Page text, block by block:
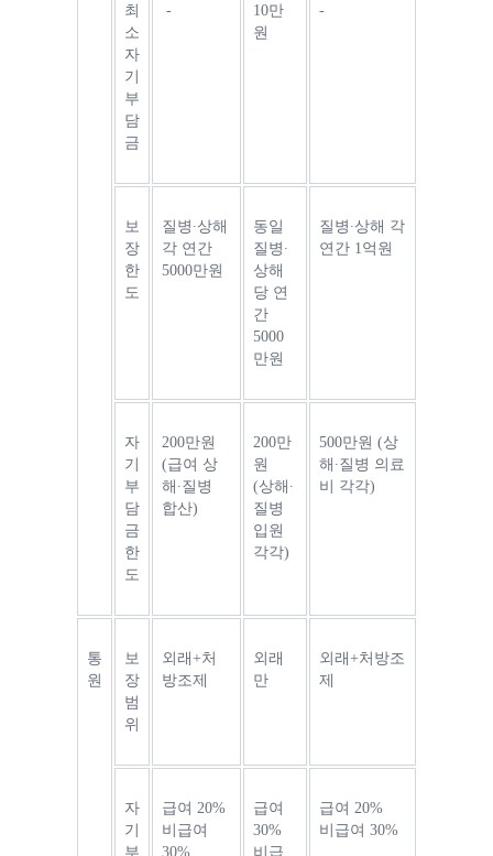
최
소
자
기
부
담
금
-
10만
원
-
보
장
한
도
질병∙상해
각 연간
5000만원
동일
질병∙
상해
당 연
간
5000
만원
질병∙상해 각
연간 1억원
자
기
부
담
금
한
도
200만원
(급여 상
해∙질병
합산)
200만
원
(상해∙
질병
입원
각각)
500만원 (상
해∙질병 의료
비 각각)
통
원
보
장
범
위
외래+처
방조제
외래
만
외래+처방조
제
자
기
부
급여 20%
비급여
30%
급여
30%
비급
급여 20%
비급여 30%